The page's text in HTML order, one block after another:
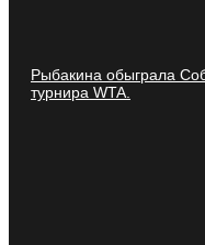
Рыбакина обыграла
турнира WTA.